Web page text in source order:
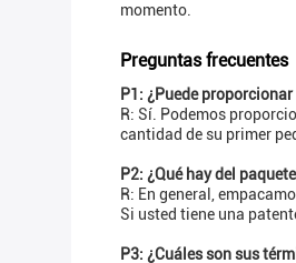
momento.
Preguntas frecuentes
P1: ¿Puede
R: Sí. Podemos
cantidad de su primer
P2: ¿Qué hay del
R: En general,
Si usted tiene una
P3: ¿Cuáles son sus